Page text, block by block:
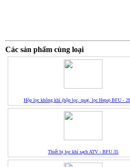
Các sản phẩm cùng loại
Hộp lọc không khí (hộp lọc, quạt, lọc Hepa) BFU -
Thiết bị lọc khí sạch ATV - BFU 35